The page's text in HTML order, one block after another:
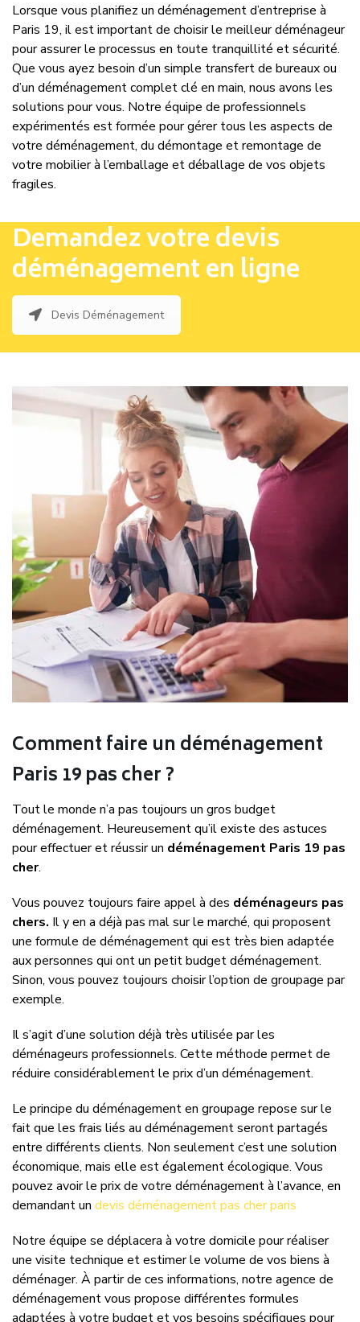
Lorsque vous planifiez un déménagement d’entreprise à
Paris 19, il est important de choisir le meilleur déménageur
pour assurer le processus en toute tranquillité et sécurité.
Que vous ayez besoin d’un simple transfert de bureaux ou
d’un déménagement complet clé en main, nous avons les
solutions pour vous. Notre équipe de professionnels
expérimentés est formée pour gérer tous les aspects de
votre déménagement, du démontage et remontage de
votre mobilier à l’emballage et déballage de vos objets
fragiles.
Demandez votre devis
déménagement en ligne
Devis Déménagement
Comment faire un déménagement
Paris 19 pas cher ?
Tout le monde n’a pas toujours un gros budget
déménagement. Heureusement qu’il existe des astuces
pour effectuer et réussir un déménagement Paris 19 pas
cher.
Vous pouvez toujours faire appel à des déménageurs pas
chers. Il y en a déjà pas mal sur le marché, qui proposent
une formule de déménagement qui est très bien adaptée
aux personnes qui ont un petit budget déménagement.
Sinon, vous pouvez toujours choisir l’option de groupage par
exemple.
Il s’agit d’une solution déjà très utilisée par les
déménageurs professionnels. Cette méthode permet de
réduire considérablement le prix d’un déménagement.
Le principe du déménagement en groupage repose sur le
fait que les frais liés au déménagement seront partagés
entre différents clients. Non seulement c’est une solution
économique, mais elle est également écologique. Vous
pouvez avoir le prix de votre déménagement à l’avance, en
demandant un devis déménagement pas cher paris
Notre équipe se déplacera à votre domicile pour réaliser
une visite technique et estimer le volume de vos biens à
déménager. À partir de ces informations, notre agence de
déménagement vous propose différentes formules
adaptées à votre budget et vos besoins spécifiques pour